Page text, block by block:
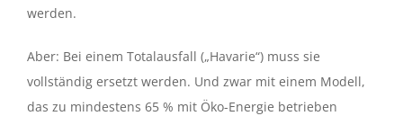
werden.
Aber: Bei einem Totalausfall („Havarie“) muss sie
vollständig ersetzt werden. Und zwar mit einem Modell,
das zu mindestens 65 % mit Öko-Energie betrieben